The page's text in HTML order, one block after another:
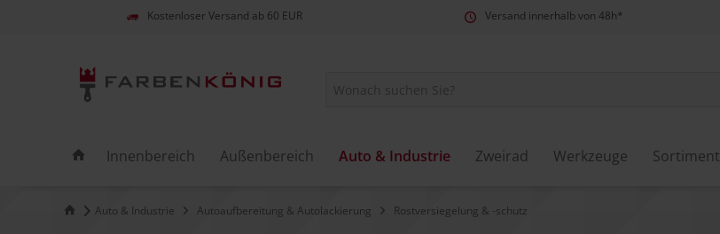
Kostenloser Versand ab 60 EUR Versand innerhalb von 48h*
Innenbereich Außenbereich Auto & Industrie Zweirad Werkzeuge Sortiment
Auto & Industrie Autoaufbereitung & Autolackierung Rostversiegelung & -schutz